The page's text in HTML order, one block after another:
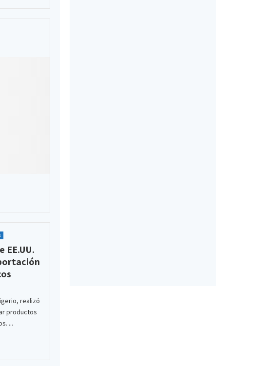
EE.UU.
realizó
productos
...